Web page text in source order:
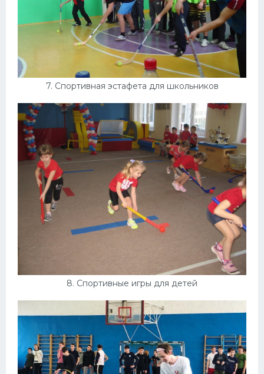
7. Спортивная эстафета для школьников
8. Спортивные игры для детей